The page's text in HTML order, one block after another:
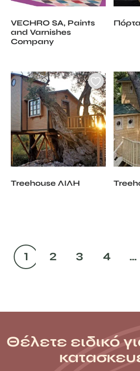
VECHRO SA, Paints
and Varnishes
Company
Treehouse ΛΙΛΗ
1 2 3 4 …
Θέλετε ειδικό